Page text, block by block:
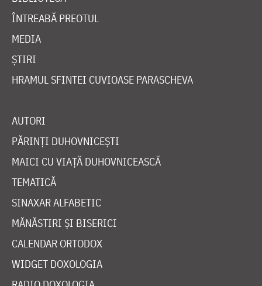
ÎNTREABĂ PREOTUL
MEDIA
ȘTIRI
HRAMUL SFINTEI CUVIOASE PARASCHEVA
AUTORI
PĂRINȚI DUHOVNICEȘTI
MAICI CU VIAȚĂ DUHOVNICEASCĂ
TEMATICĂ
SINAXAR ALFABETIC
MĂNĂSTIRI ȘI BISERICI
CALENDAR ORTODOX
WIDGET DOXOLOGIA